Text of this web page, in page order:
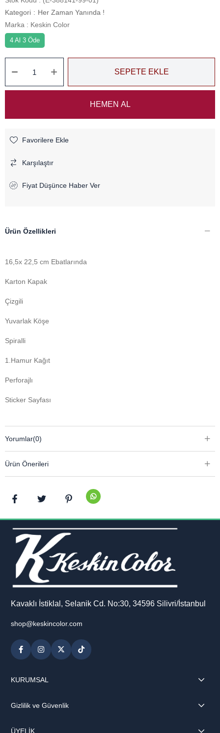
Kategori : Her Zaman Yanında !
Marka : Keskin Color
4 Al 3 Öde
Favorilere Ekle
Karşılaştır
Fiyat Düşünce Haber Ver
Ürün Özellikleri
16,5x 22,5 cm Ebatlarında
Karton Kapak
Çizgili
Yuvarlak Köşe
Spiralli
1.Hamur Kağıt
Perforajlı
Sticker Sayfası
Yorumlar(0)
Ürün Önerileri
Kavaklı İstiklal, Selanik Cd. No:30, 34596 Silivri/İstanbul
shop@keskincolor.com
KURUMSAL
Gizlilik ve Güvenlik
ÜYELİK